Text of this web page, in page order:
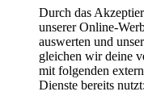
Durch das
unserer Online-
auswerten und
gleichen wir deine
mit folgenden
Dienste bereits nutzt: